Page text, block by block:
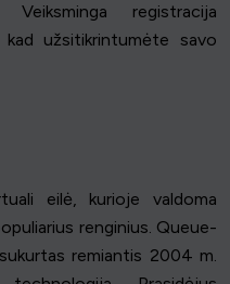
registracija
užsitikrintumėte savo
eilė, kurioje valdoma
renginius. Queue-
remiantis 2004 m.